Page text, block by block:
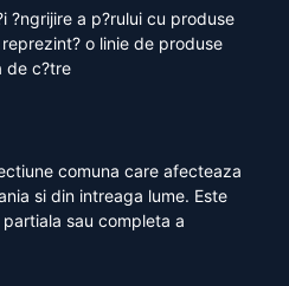
?ngrijire a p?rului cu produse
o linie de produse
de c?tre
comuna care afecteaza
si din intreaga lume. Este
sau completa a